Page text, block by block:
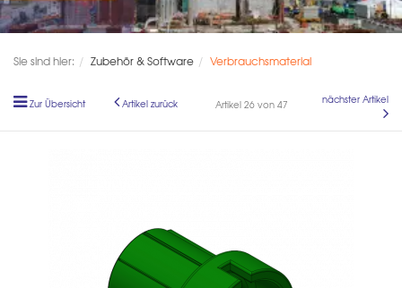
Sie sind hier: Zubehör & Software Verbrauchsmaterial
Zur Übersicht Artikel zurück Artikel 26 von 47 nächster Artikel